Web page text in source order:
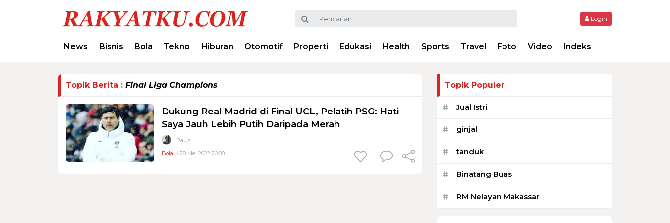
Login
News Bisnis Bola Tekno Hiburan Otomotif Properti Edukasi Health Sports Travel Foto Video Indeks
Topik Berita : Final Liga Champions
Dukung Real Madrid di Final UCL, Pelatih PSG: Hati
Saya Jauh Lebih Putih Daripada Merah
PaUs
Bola - 28 Mei 2022 20:08
Topik Populer
# Jual Istri
# ginjal
# tanduk
# Binatang Buas
# RM Nelayan Makassar